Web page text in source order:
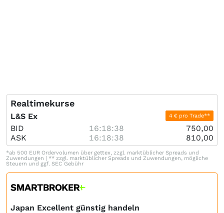
Realtimekurse
L&S Ex 4 € pro Trade**
BID 16:18:38
750,00
ASK
16:18:38 810,00
*ab 500 EUR Ordervolumen über gettex, zzgl. marktüblicher Spreads und
Zuwendungen | ** zzgl. marktüblicher Spreads und Zuwendungen, mögliche
Steuern und ggf. SEC Gebühr
Japan Excellent günstig handeln